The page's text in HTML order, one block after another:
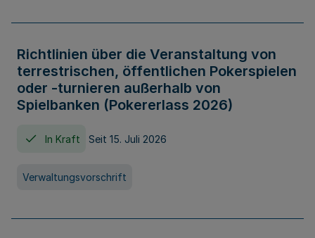
Richtlinien über die Veranstaltung von
terrestrischen, öffentlichen Pokerspielen
oder -turnieren außerhalb von
Spielbanken (Pokererlass 2026)
In Kraft Seit 15. Juli 2026
Verwaltungsvorschrift